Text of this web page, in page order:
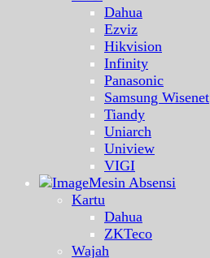
Dahua
Ezviz
Hikvision
Infinity
Panasonic
Samsung Wisenet
Tiandy
Uniarch
Uniview
VIGI
Mesin Absensi
Kartu
Dahua
ZKTeco
Wajah